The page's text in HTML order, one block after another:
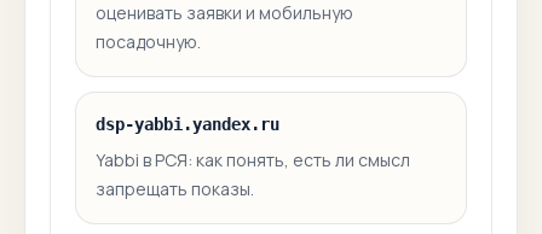
оценивать заявки и мобильную
посадочную.
dsp-yabbi.yandex.ru
Yabbi в РСЯ: как понять, есть ли смысл
запрещать показы.